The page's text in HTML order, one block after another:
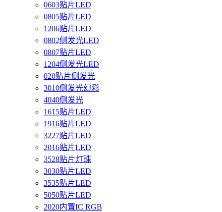
0603贴片LED
0805贴片LED
1206贴片LED
0802侧发光LED
0807贴片LED
1204侧发光LED
020贴片侧发光
3010侧发光幻彩
4040侧发光
1615贴片LED
1916贴片LED
3227贴片LED
2016贴片LED
3528贴片灯珠
3030贴片LED
3535贴片LED
5050贴片LED
2020内置IC RGB